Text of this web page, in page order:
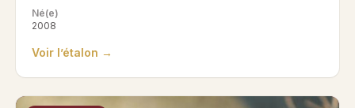
Né(e)
2008
Voir l’étalon →